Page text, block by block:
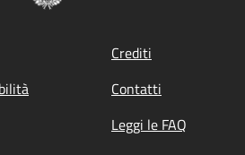
Crediti
Contatti
Leggi le FAQ